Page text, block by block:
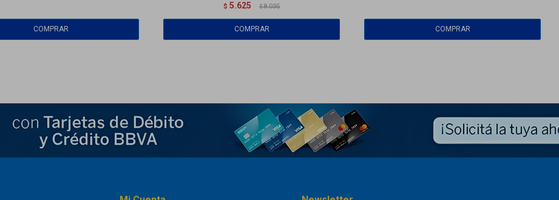
$ 5.625 $ 8.035